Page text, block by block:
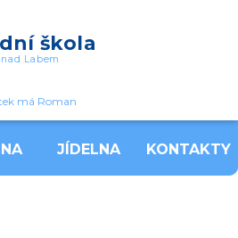
škola
Labem
má Roman
JÍDELNA KONTAKTY